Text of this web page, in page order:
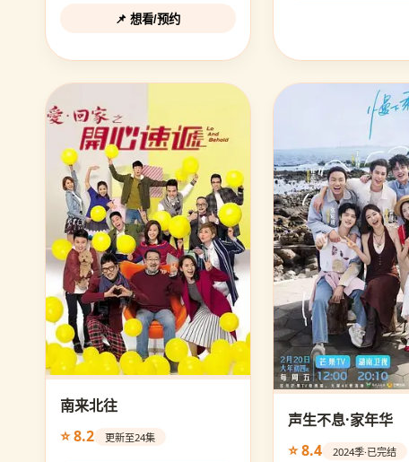
📌 想看/预约
南来北往
⭐ 8.2
更新至24集
声生不息·家年华
⭐ 8.4
2024季·已完结